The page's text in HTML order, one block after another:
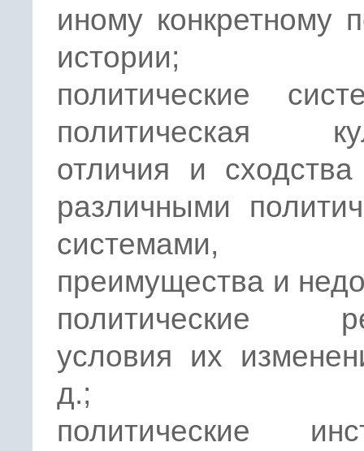
иному конкретному
истории;
политические
политическая
отличия и
различными
преимущества и
политические
условия их
д.;
политические